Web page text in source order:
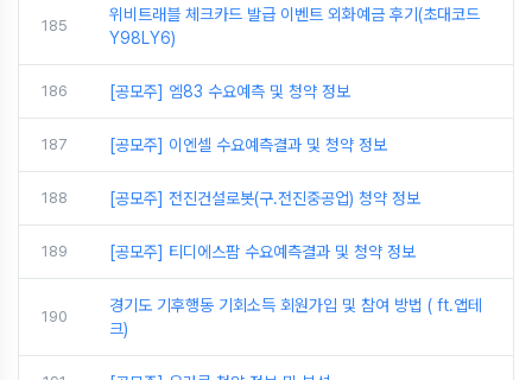
185
위비트래블 체크카드 발급 이벤트 외화예금 후기(초대코드
Y98LY6)
186 [공모주] 엠83 수요예측 및 청약 정보
187 [공모주] 이엔셀 수요예측결과 및 청약 정보
188 [공모주] 전진건설로봇(구.전진중공업) 청약 정보
189 [공모주] 티디에스팜 수요예측결과 및 청약 정보
190
경기도 기후행동 기회소득 회원가입 및 참여 방법 ( ft.앱테
크)